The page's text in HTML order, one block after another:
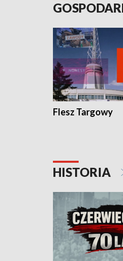
Flesz Targowy
HISTORIA